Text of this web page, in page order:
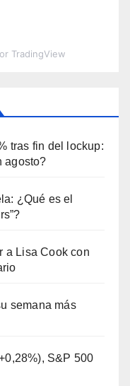
TradingView
tras fin del lockup:
agosto?
¿Qué es el
a Lisa Cook con
semana más
S&P 500